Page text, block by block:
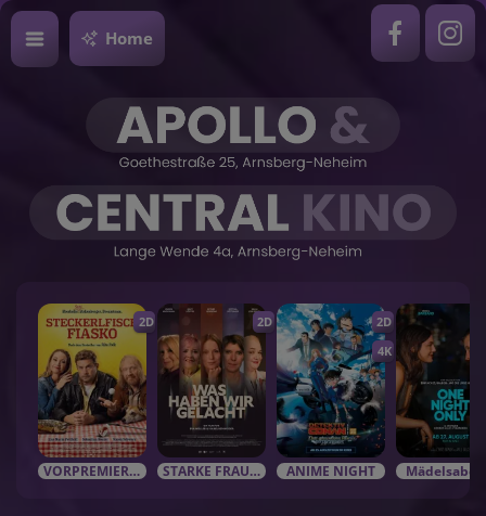
Home
2D
VORPREMIEREN / EVENTS
2D
STARKE FRAUEN in starken Rolle
2D
4K
ANIME NIGHT